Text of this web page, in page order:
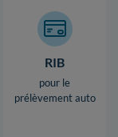
RIB
pour le
prélèvement auto